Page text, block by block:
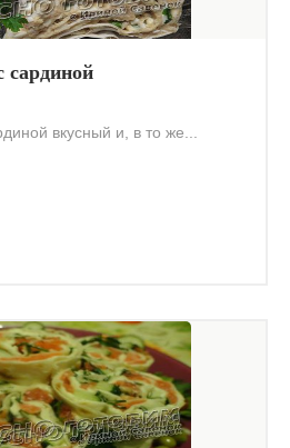
сардиной
вкусный и, в то же...